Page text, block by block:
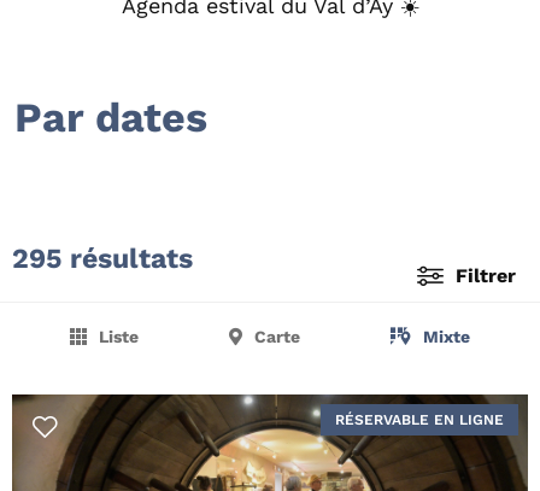
Par dates
295 résultats
Filtrer
Liste Carte Mixte
RÉSERVABLE EN LIGNE